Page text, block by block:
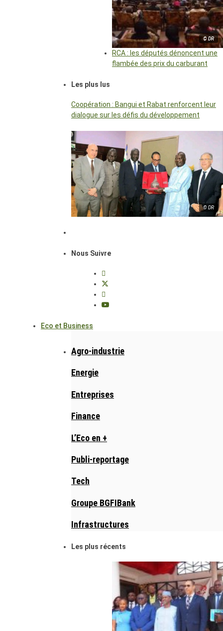
© DR
RCA : les députés dénoncent une
flambée des prix du carburant
Les plus lus
Coopération : Bangui et Rabat renforcent leur
dialogue sur les défis du développement
© DR
Nous Suivre
Eco et Business
Agro-industrie
Energie
Entreprises
Finance
L’Eco en +
Publi-reportage
Tech
Groupe BGFIBank
Infrastructures
Les plus récents